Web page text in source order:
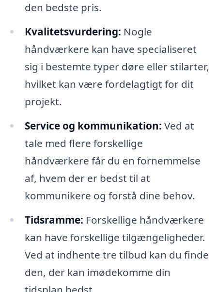
den bedste pris.
Kvalitetsvurdering: Nogle
håndværkere kan have specialiseret
sig i bestemte typer døre eller stilarter,
hvilket kan være fordelagtigt for dit
projekt.
Service og kommunikation: Ved at
tale med flere forskellige
håndværkere får du en fornemmelse
af, hvem der er bedst til at
kommunikere og forstå dine behov.
Tidsramme: Forskellige håndværkere
kan have forskellige tilgængeligheder.
Ved at indhente tre tilbud kan du finde
den, der kan imødekomme din